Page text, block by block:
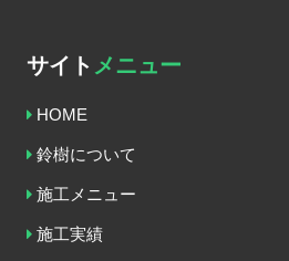
サイト メニュー
HOME
鈴樹について
施工メニュー
施工実績